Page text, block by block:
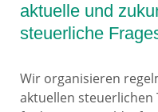
aktuelle und
steuerliche
Wir organisieren
aktuellen steuerlichen